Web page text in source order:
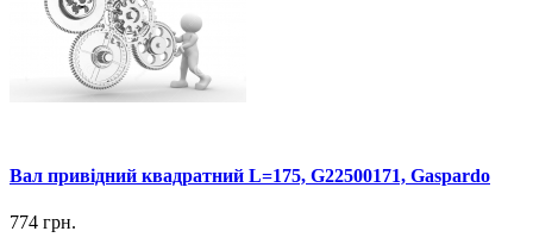
Вал привідний квадратний L=175, G22500171, Gaspardo
774 грн.